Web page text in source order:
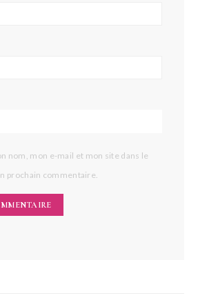
nom, mon e-mail et mon site dans le
prochain commentaire.